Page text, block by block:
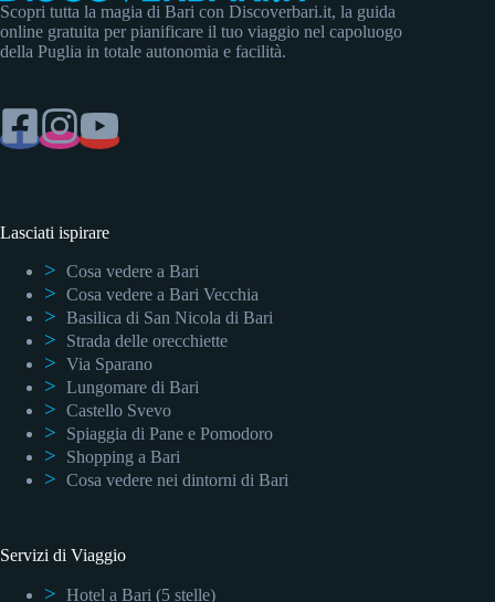
Scopri tutta la magia di Bari con Discoverbari.it, la guida
online gratuita per pianificare il tuo viaggio nel capoluogo
della Puglia in totale autonomia e facilità.
Lasciati ispirare
Cosa vedere a Bari
Cosa vedere a Bari Vecchia
Basilica di San Nicola di Bari
Strada delle orecchiette
Via Sparano
Lungomare di Bari
Castello Svevo
Spiaggia di Pane e Pomodoro
Shopping a Bari
Cosa vedere nei dintorni di Bari
Servizi di Viaggio
Hotel a Bari (5 stelle)